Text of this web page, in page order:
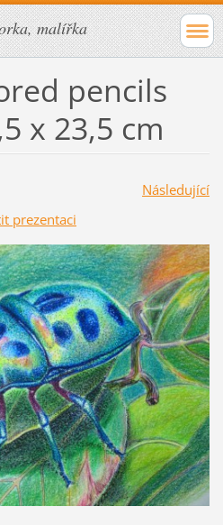
malířka
pencils
x 23,5 cm
Následující
prezentaci